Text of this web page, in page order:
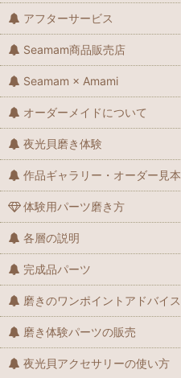
アフターサービス
Seamam商品販売店
Seamam × Amami
オーダーメイドについて
夜光貝磨き体験
作品ギャラリー・オーダー見本
体験用パーツ磨き方
各層の説明
完成品パーツ
磨きのワンポイントアドバイス
磨き体験パーツの販売
夜光貝アクセサリーの使い方